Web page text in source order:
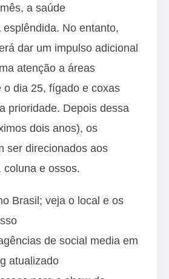
a saúde
esplêndida. No entanto,
dar um impulso adicional
atenção a áreas
o dia 25, fígado e coxas
prioridade. Depois dessa
dois anos), os
ser direcionados aos
coluna e ossos.
Brasil; veja o local e os
de social media em
atualizado